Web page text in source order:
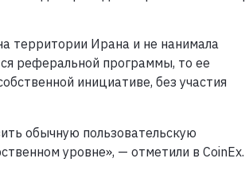
территории Ирана и не нанимала
реферальной программы, то ее
инициативе, без участия
обычную пользовательскую
уровне», — отметили в CoinEx.